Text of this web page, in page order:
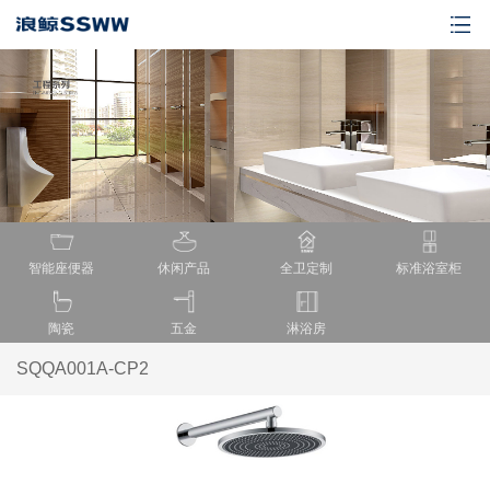
智能座便器 休闲产品 全卫定制 标准浴室柜
陶瓷 五金 淋浴房
SQQA001A-CP2